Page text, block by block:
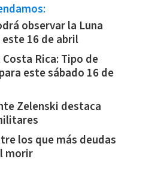
observar la Luna
este 16 de abril
Costa Rica: Tipo de
este sábado 16 de
Zelenski destaca
los que más deudas
morir